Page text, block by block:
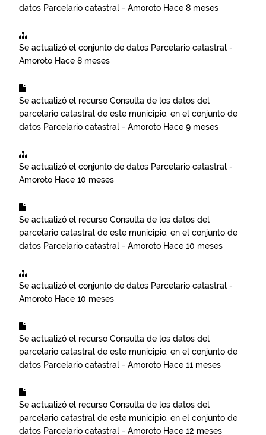
datos Parcelario catastral - Amoroto Hace 8 meses
Se actualizó el conjunto de datos Parcelario catastral -
Amoroto Hace 8 meses
Se actualizó el recurso Consulta de los datos del
parcelario catastral de este municipio. en el conjunto de
datos Parcelario catastral - Amoroto Hace 9 meses
Se actualizó el conjunto de datos Parcelario catastral -
Amoroto Hace 10 meses
Se actualizó el recurso Consulta de los datos del
parcelario catastral de este municipio. en el conjunto de
datos Parcelario catastral - Amoroto Hace 10 meses
Se actualizó el conjunto de datos Parcelario catastral -
Amoroto Hace 10 meses
Se actualizó el recurso Consulta de los datos del
parcelario catastral de este municipio. en el conjunto de
datos Parcelario catastral - Amoroto Hace 11 meses
Se actualizó el recurso Consulta de los datos del
parcelario catastral de este municipio. en el conjunto de
datos Parcelario catastral - Amoroto Hace 12 meses